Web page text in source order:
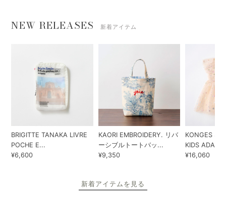
NEW RELEASES 新着アイテム
BRIGITTE TANAKA LIVRE
POCHE E...
¥6,600
KAORI EMBROIDERY. リバ
ーシブルトートバッ...
¥9,350
KONGES
KIDS ADA...
¥16,060
新着アイテムを見る